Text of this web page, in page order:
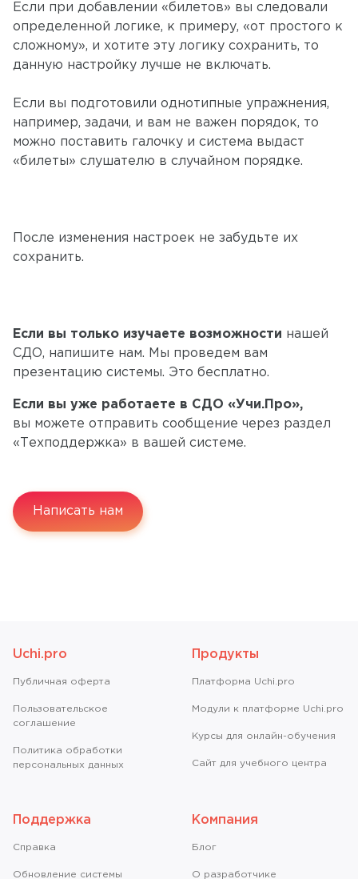
Если при добавлении «билетов» вы следовали
определенной логике, к примеру, «от простого к
сложному», и хотите эту логику сохранить, то
данную настройку лучше не включать.
Если вы подготовили однотипные упражнения,
например, задачи, и вам не важен порядок, то
можно поставить галочку и система выдаст
«билеты» слушателю в случайном порядке.
После изменения настроек не забудьте их
сохранить.
Если вы только изучаете возможности нашей
СДО, напишите нам. Мы проведем вам
презентацию системы. Это бесплатно.
Если вы уже работаете в СДО «Учи.Про»,
вы можете отправить сообщение через раздел
«Техподдержка» в вашей системе.
Написать нам
Uchi.pro
Публичная оферта
Пользовательское
соглашение
Политика обработки
персональных данных
Продукты
Платформа Uchi.pro
Модули к платформе Uchi.pro
Курсы для онлайн-обучения
Сайт для учебного центра
Поддержка
Справкa
Обновление системы
Компания
Блог
О разработчике